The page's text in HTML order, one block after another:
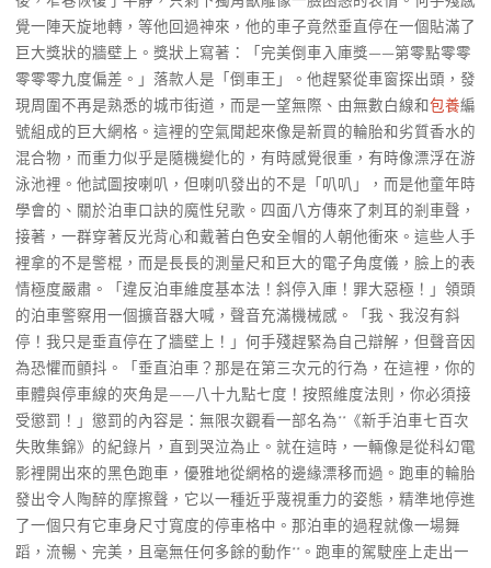
覺一陣天旋地轉，等他回過神來，他的車子竟然垂直停在一個貼滿了
巨大獎狀的牆壁上。獎狀上寫著：「完美倒車入庫獎——第零點零零
零零零九度偏差。」落款人是「倒車王」。他趕緊從車窗探出頭，發
現周圍不再是熟悉的城市街道，而是一望無際、由無數白線和包養編
號組成的巨大網格。這裡的空氣聞起來像是新買的輪胎和劣質香水的
混合物，而重力似乎是隨機變化的，有時感覺很重，有時像漂浮在游
泳池裡。他試圖按喇叭，但喇叭發出的不是「叭叭」，而是他童年時
學會的、關於泊車口訣的魔性兒歌。四面八方傳來了刺耳的剎車聲，
接著，一群穿著反光背心和戴著白色安全帽的人朝他衝來。這些人手
裡拿的不是警棍，而是長長的測量尺和巨大的電子角度儀，臉上的表
情極度嚴肅。「違反泊車維度基本法！斜停入庫！罪大惡極！」領頭
的泊車警察用一個擴音器大喊，聲音充滿機械感。「我、我沒有斜
停！我只是垂直停在了牆壁上！」何手殘趕緊為自己辯解，但聲音因
為恐懼而顫抖。「垂直泊車？那是在第三次元的行為，在這裡，你的
車體與停車線的夾角是——八十九點七度！按照維度法則，你必須接
受懲罰！」懲罰的內容是：無限次觀看一部名為**《新手泊車七百次
失敗集錦》的紀錄片，直到哭泣為止。就在這時，一輛像是從科幻電
影裡開出來的黑色跑車，優雅地從網格的邊緣漂移而過。跑車的輪胎
發出令人陶醉的摩擦聲，它以一種近乎蔑視重力的姿態，精準地停進
了一個只有它車身尺寸寬度的停車格中。那泊車的過程就像一場舞
蹈，流暢、完美，且毫無任何多餘的動作**。跑車的駕駛座上走出一